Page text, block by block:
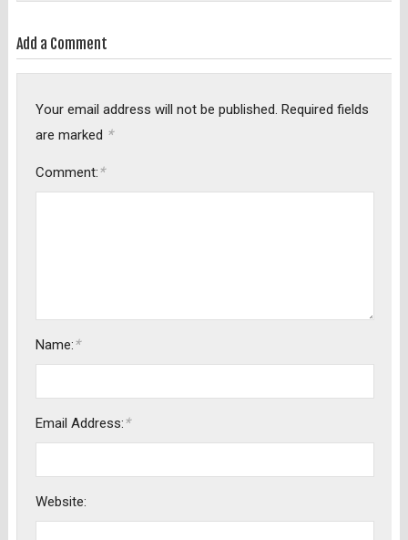
Add a Comment
Your email address will not be published. Required fields
are marked *
Comment:*
Name:*
Email Address:*
Website: